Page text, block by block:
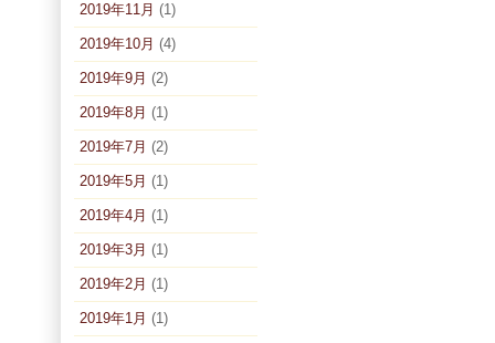
2019年11月 (1)
2019年10月 (4)
2019年9月 (2)
2019年8月 (1)
2019年7月 (2)
2019年5月 (1)
2019年4月 (1)
2019年3月 (1)
2019年2月 (1)
2019年1月 (1)